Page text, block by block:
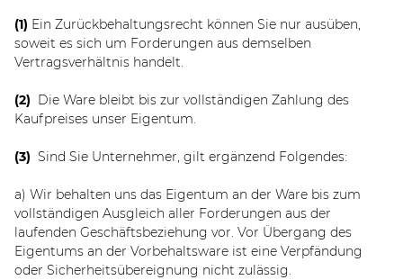
(1) Ein Zurückbehaltungsrecht können Sie nur ausüben,
soweit es sich um Forderungen aus demselben
Vertragsverhältnis handelt.
(2) Die Ware bleibt bis zur vollständigen Zahlung des
Kaufpreises unser Eigentum.
(3) Sind Sie Unternehmer, gilt ergänzend Folgendes:
a) Wir behalten uns das Eigentum an der Ware bis zum
vollständigen Ausgleich aller Forderungen aus der
laufenden Geschäftsbeziehung vor. Vor Übergang des
Eigentums an der Vorbehaltsware ist eine Verpfändung
oder Sicherheitsübereignung nicht zulässig.